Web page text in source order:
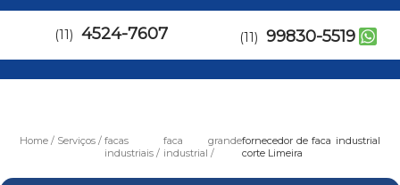
(11) 4524-7607 (11) 99830-5519
Home Serviços
facas
industriais
faca grande
industrial
fornecedor de faca industrial
corte Limeira